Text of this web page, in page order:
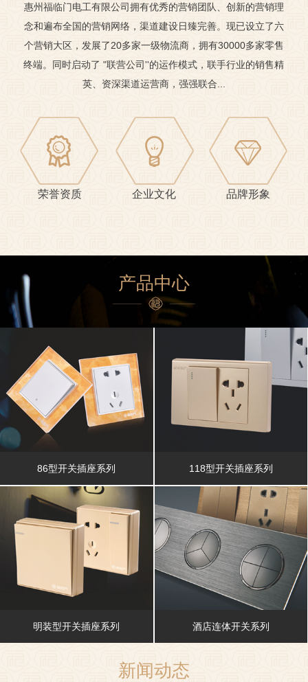
惠州福临门电工有限公司拥有优秀的营销团队、创新的营销理
念和遍布全国的营销网络，渠道建设日臻完善。现已设立了六
个营销大区，发展了20多家一级物流商，拥有30000多家零售
终端。同时启动了 "联营公司''的运作模式，联手行业的销售精
英、资深渠道运营商，强强联合...
荣誉资质 企业文化 品牌形象
产品中心
86型开关插座系列 118型开关插座系列
明装型开关插座系列 酒店连体开关系列
新闻动态